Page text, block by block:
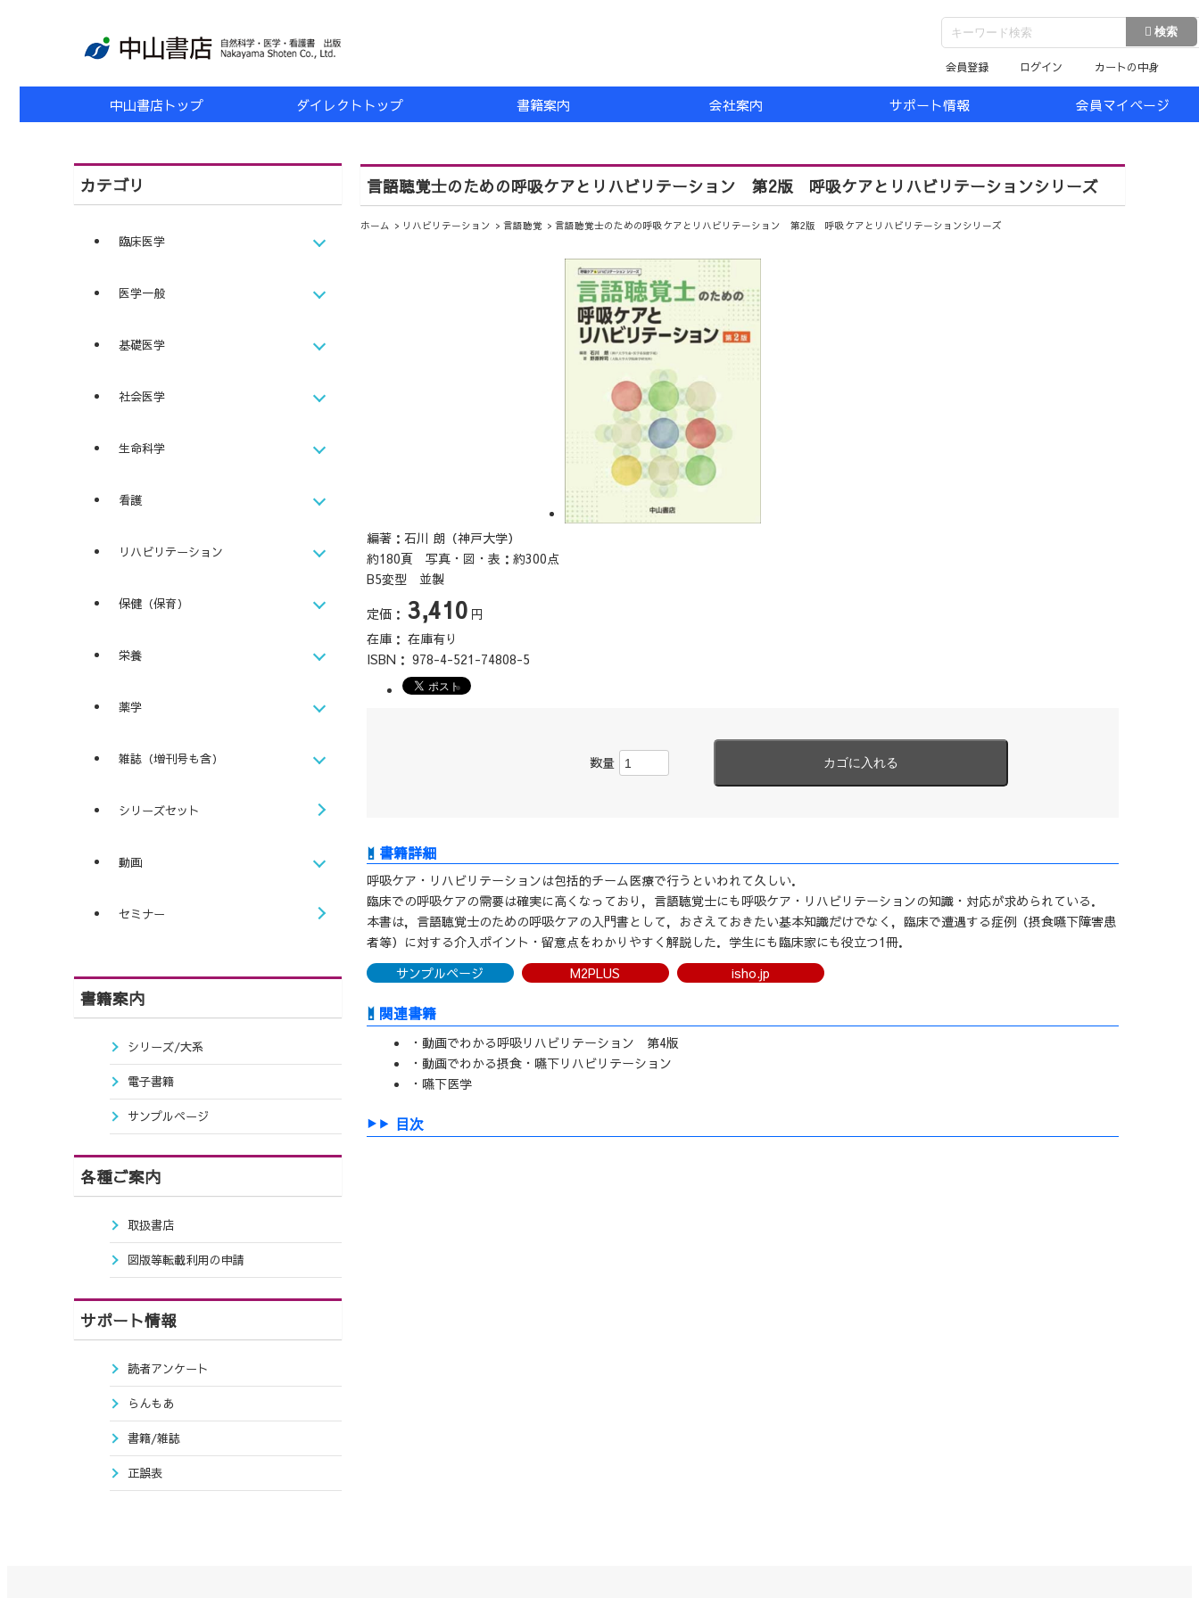
会員登録 ログイン カートの中身
中山書店トップ ダイレクトトップ 書籍案内 会社案内 サポート情報 会員マイページ
言語聴覚士のための呼吸ケアとリハビリテーション 第2版 呼吸ケアとリハビリテーションシリーズ
ホーム リハビリテーション 言語聴覚 言語聴覚士のための呼吸ケアとリハビリテーション 第2版 呼吸ケアとリハビリテーションシリーズ
編著：石川 朗（神戸大学）
約180頁 写真・図・表：約300点
B5変型 並製
定価： 3,410 円
在庫： 在庫有り
ISBN： 978-4-521-74808-5
数量
呼吸ケア・リハビリテーションは包括的チーム医療で行うといわれて久しい．
臨床での呼吸ケアの需要は確実に高くなっており，言語聴覚士にも呼吸ケア・リハビリテーションの知識・対応が求められている．
本書は，言語聴覚士のための呼吸ケアの入門書として，おさえておきたい基本知識だけでなく，臨床で遭遇する症例（摂食嚥下障害患
者等）に対する介入ポイント・留意点をわかりやすく解説した．学生にも臨床家にも役立つ1冊．
サンプルページ
M2PLUS isho.jp
関連書籍
・動画でわかる呼吸リハビリテーション 第4版
・動画でわかる摂食・嚥下リハビリテーション
・嚥下医学
目次
カテゴリ
臨床医学
医学一般
基礎医学
社会医学
生命科学
看護
リハビリテーション
保健（保育）
栄養
薬学
雑誌（増刊号も含）
シリーズセット
動画
セミナー
書籍案内
シリーズ/大系
電子書籍
サンプルページ
各種ご案内
取扱書店
図版等転載利用の申請
サポート情報
読者アンケート
らんもあ
書籍/雑誌
正誤表